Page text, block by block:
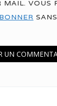
MAIL. VOUS
SANS